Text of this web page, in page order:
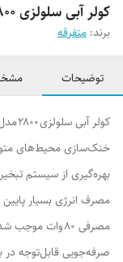
کولر آبی سلولزی 2800 مدل جا یخی دار
برند: متفرقه
توضیحات
بهره‌گیری از سیستم
صرفه‌جویی قابل‌توجه در